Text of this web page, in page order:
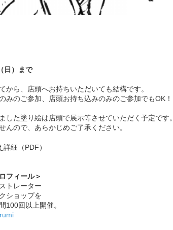
日）まで
から、店頭へお持ちいただいても結構です。
みのご参加、店頭お持ち込みのみのご参加でもOK！
した塗り絵は店頭で展示等させていただく予定です。
んので、あらかじめご了承ください。
細（PDF）
フィール＞
トレーター
ショップを
100回以上開催。